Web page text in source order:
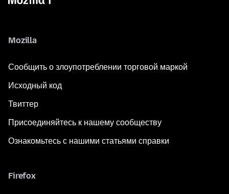
Mozilla
Сообщить о злоупотреблении торговой маркой
Исходный код
Твиттер
Присоединяйтесь к нашему сообществу
Ознакомьтесь с нашими статьями справки
Firefox